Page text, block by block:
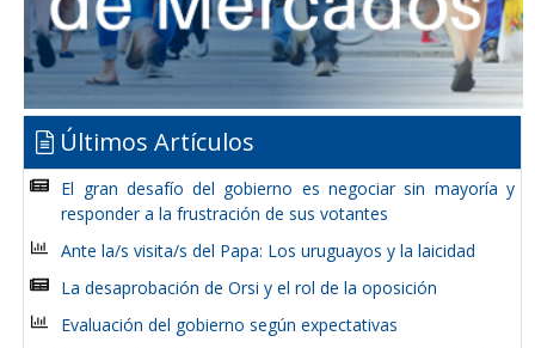
Últimos Artículos
El gran desafío del gobierno es negociar sin mayoría y
responder a la frustración de sus votantes
Ante la/s visita/s del Papa: Los uruguayos y la laicidad
La desaprobación de Orsi y el rol de la oposición
Evaluación del gobierno según expectativas